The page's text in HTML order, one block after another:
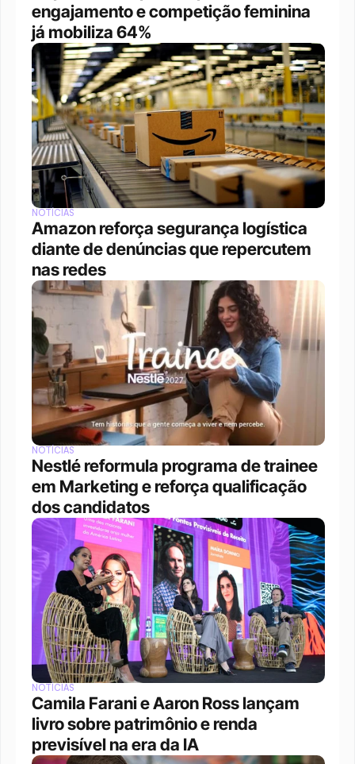
engajamento e competição feminina
já mobiliza 64%
NOTÍCIAS
Amazon reforça segurança logística
diante de denúncias que repercutem
nas redes
NOTÍCIAS
Nestlé reformula programa de trainee
em Marketing e reforça qualificação
dos candidatos
NOTÍCIAS
Camila Farani e Aaron Ross lançam
livro sobre patrimônio e renda
previsível na era da IA